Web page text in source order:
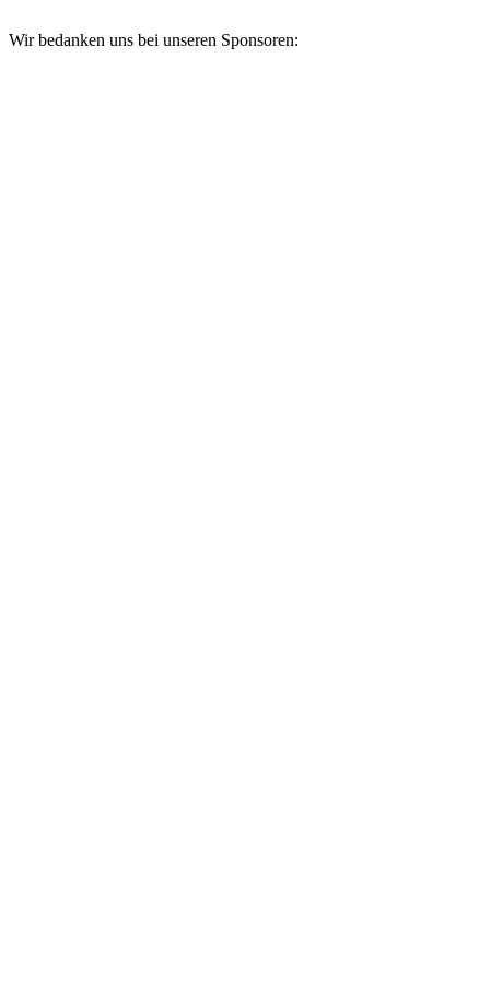
Wir bedanken uns bei unseren Sponsoren: